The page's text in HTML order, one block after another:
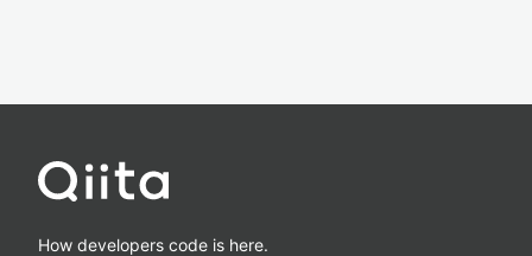
How developers code is here.